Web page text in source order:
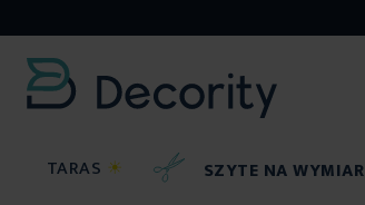
TARAS ☀ SZYTE NA WYMIAR